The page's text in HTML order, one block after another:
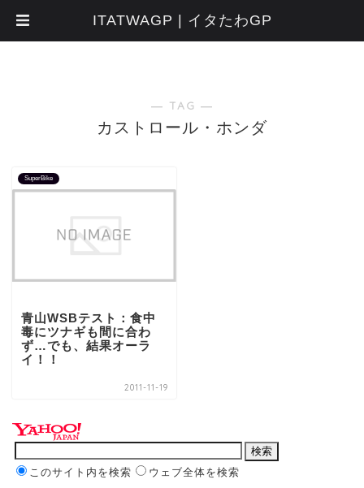
― TAG ―
カストロール・ホンダ
SuperBike
青山WSBテスト：食中
毒にツナギも間に合わ
ず…でも、結果オーラ
イ！！
2011-11-19
このサイト内を検索 ウェブ全体を検索
ITATWAGP | イタたわGP